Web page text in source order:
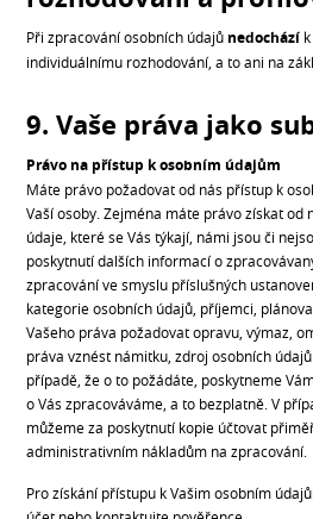
Při zpracování osobních údajů nedochází
individuálnímu rozhodování, a to ani na
9. Vaše práva jako
Právo na přístup k osobním údajům
Máte právo požadovat od nás přístup k
Vaší osoby. Zejména máte právo získat od
údaje, které se Vás týkají, námi jsou či
poskytnutí dalších informací o
zpracování ve smyslu příslušných
kategorie osobních údajů, příjemci,
Vašeho práva požadovat opravu, výmaz,
práva vznést námitku, zdroj osobních
případě, že o to požádáte, poskytneme
o Vás zpracováváme, a to bezplatně. V
můžeme za poskytnutí kopie účtovat
administrativním nákladům na zpracování.
Pro získání přístupu k Vašim osobním